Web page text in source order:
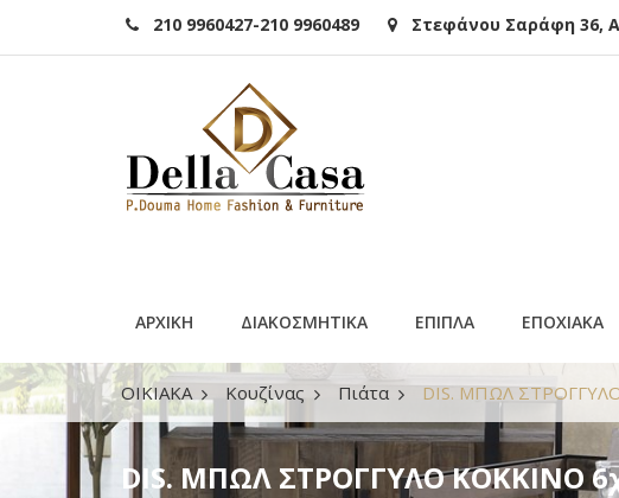
210 9960427-210 9960489 Στεφάνου Σαράφη 36,
ΑΡΧΙΚΗ ΔΙΑΚΟΣΜΗΤΙΚΑ ΕΠΙΠΛΑ ΕΠΟΧΙΑΚΑ
ΟΙΚΙΑΚΑ Κουζίνας Πιάτα DIS. ΜΠΩΛ
DIS. ΜΠΩΛ ΣΤΡΟΓΓΥΛΟ ΚΟΚΚΙΝΟ